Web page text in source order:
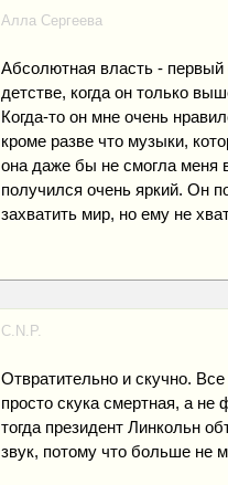
Алла Сергеева
Абсолютная власть -
детстве, когда он только
Когда-то он мне очень
кроме разве что музыки,
она даже бы не смогла меня
получился очень яркий. Он
захватить мир, но ему не
С.N.Р.
Отвратительно и скучно.
просто скука смертная, а не
тогда президент Линкольн
звук, потому что больше не